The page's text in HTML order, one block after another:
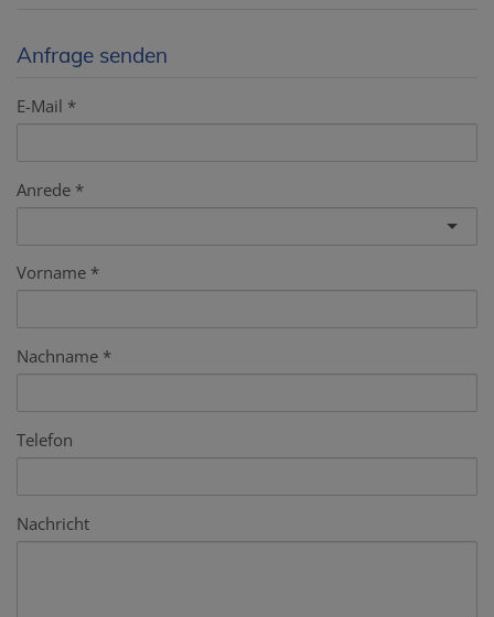
Anfrage senden
E-Mail
Anrede
Vorname
Nachname
Telefon
Nachricht